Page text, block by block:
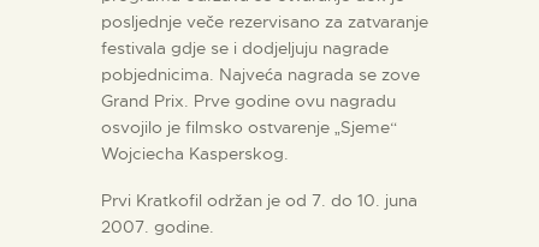
posljednje veče rezervisano za zatvaranje
festivala gdje se i dodjeljuju nagrade
pobjednicima. Najveća nagrada se zove
Grand Prix. Prve godine ovu nagradu
osvojilo je filmsko ostvarenje „Sjeme“
Wojciecha Kasperskog.
Prvi Kratkofil održan je od 7. do 10. juna
2007. godine.